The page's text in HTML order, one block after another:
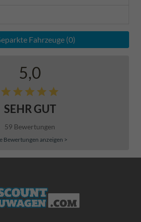
Fahrzeuge (0)
5,0
SEHR GUT
59 Bewertungen
Bewertungen anzeigen >